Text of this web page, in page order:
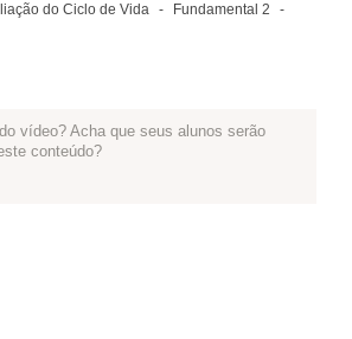
do Ciclo de Vida - Fundamental 2
-
vídeo? Acha que seus alunos serão
conteúdo?